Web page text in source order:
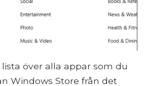
över alla appar som du
Windows Store från det